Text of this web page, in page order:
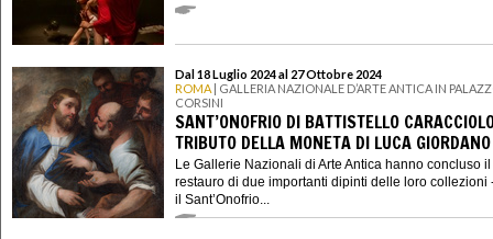
Dal 18 Luglio 2024 al 27 Ottobre 2024
ROMA | GALLERIA NAZIONALE D’ARTE ANTICA IN
CORSINI
SANT’ONOFRIO DI BATTISTELLO
TRIBUTO DELLA MONETA DI LUCA GIORDANO
Le Gallerie Nazionali di Arte Antica hanno concluso il
restauro di due importanti dipinti delle loro collezioni
il Sant’Onofrio...